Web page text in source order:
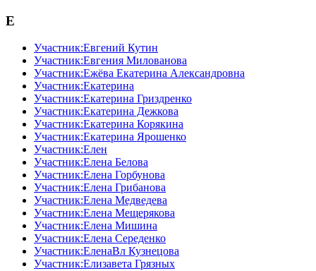
Е
Участник:Евгений Кутин
Участник:Евгения Милованова
Участник:Ежёва Екатерина Александровна
Участник:Екатерина
Участник:Екатерина Гриздренко
Участник:Екатерина Дежкова
Участник:Екатерина Корякина
Участник:Екатерина Ярошенко
Участник:Елен
Участник:Елена Белова
Участник:Елена Горбунова
Участник:Елена Грибанова
Участник:Елена Медведева
Участник:Елена Мещерякова
Участник:Елена Мишина
Участник:Елена Середенко
Участник:ЕленаВл Кузнецова
Участник:Елизавета Грязных